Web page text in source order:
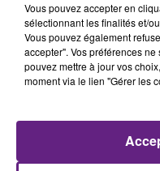
Publié : 5 avril 2025 à
Vous pouvez accepter en
sélectionnant les finalités et/
Vous pouvez également
accepter". Vos préférences
pouvez mettre à jour vos
moment via le lien "Gérer les